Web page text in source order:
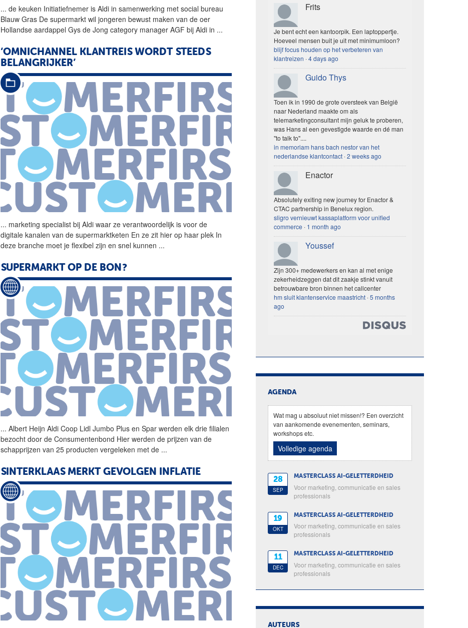
... de keuken Initiatiefnemer isAldi in samenwerking met social bureau
Blauw Gras De supermarkt wil jongeren bewust maken van de oer
Hollandse aardappel Gys de Jong category manager AGF bijAldi in ...
‘OMNICHANNEL KLANTREIS WORDT STEEDS
BELANGRIJKER’
... marketing specialist bijAldi waar ze verantwoordelijk is voor de
digitale kanalen van de supermarktketen En ze zit hier op haar plek In
deze branche moet je flexibel zijn en snel kunnen ...
SUPERMARKT OP DE BON?
... Albert HeijnAldi Coop Lidl Jumbo Plus en Spar werden elk drie filialen
bezocht door de Consumentenbond Hier werden de prijzen van de
schapprijzen van 25 producten vergeleken met de ...
SINTERKLAAS MERKT GEVOLGEN INFLATIE
Frits
Je bent echt een kantoorpik. Een laptoppertje.
Hoeveel mensen buit je uit met minimumloon?
blijf focus houden op het verbeteren van
klantreizen ·4 days ago
Guido Thys
Toen ik in 1990 de grote oversteek van België
naar Nederland maakte om als
telemarketingconsultant mijn geluk te proberen,
was Hans al een gevestigde waarde en dé man
"to talk to"....
in memoriam hans bach nestor van het
nederlandse klantcontact ·2 weeks ago
Enactor
Absolutely exiting new journey for Enactor &
CTAC partnership in Benelux region.
sligro vernieuwt kassaplatform voor unified
commerce · 1 month ago
Youssef
Zijn 300+ medewerkers en kan al met enige
zekerheidzeggen dat dit zaakje stinkt vanuit
betrouwbare bron binnen het callcenter
hm sluit klantenservice maastricht ·5 months
ago
AGENDA
Wat mag u absoluut niet missen!? Een overzicht
van aankomende evenementen, seminars,
workshops etc.
Volledige agenda
28
SEP
MASTERCLASS AI-GELETTERDHEID
Voor marketing, communicatie en sales
professionals
19
OKT
MASTERCLASS AI-GELETTERDHEID
Voor marketing, communicatie en sales
professionals
11
DEC
MASTERCLASS AI-GELETTERDHEID
Voor marketing, communicatie en sales
professionals
AUTEURS